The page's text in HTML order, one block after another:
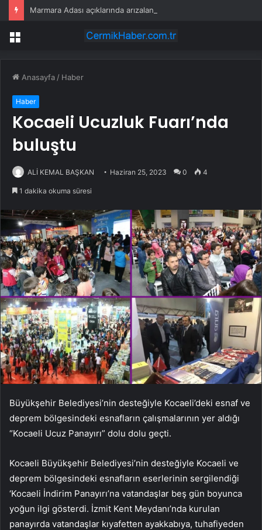
Marmara Adası açıklarında arızalanan tekne kurtarıldı
Menü
Anasayfa / Haber
Haber
Kocaeli Ucuzluk Fuarı’nda
buluştu
ALİ KEMAL BAŞKAN Haziran 25, 2023 0 4
1 dakika okuma süresi
Büyükşehir Belediyesi’nin desteğiyle Kocaeli’deki esnaf ve
deprem bölgesindeki esnafların çalışmalarının yer aldığı
“Kocaeli Ucuz Panayırı” dolu dolu geçti.
Kocaeli Büyükşehir Belediyesi’nin desteğiyle Kocaeli ve
deprem bölgesindeki esnafların eserlerinin sergilendiği
‘Kocaeli İndirim Panayırı’na vatandaşlar beş gün boyunca
yoğun ilgi gösterdi. İzmit Kent Meydanı’nda kurulan
panayırda vatandaşlar kıyafetten ayakkabıya, tuhafiyeden